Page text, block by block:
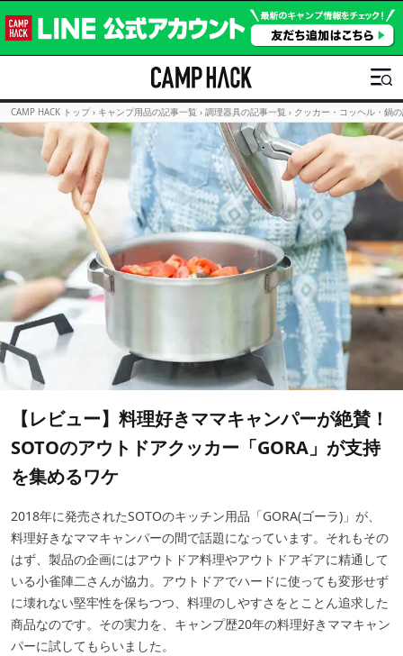
CAMP HACK トップ › キャンプ用品の記事一覧 › 調理器具の記事一覧 › クッカー・コッヘル・鍋
【レビュー】料理好きママキャンパーが絶賛！
SOTOのアウトドアクッカー「GORA」が支持
を集めるワケ
2018年に発売されたSOTOのキッチン用品「GORA(ゴーラ)」が、
料理好きなママキャンパーの間で話題になっています。それもその
はず、製品の企画にはアウトドア料理やアウトドアギアに精通して
いる小雀陣二さんが協力。アウトドアでハードに使っても変形せず
に壊れない堅牢性を保ちつつ、料理のしやすさをとことん追求した
商品なのです。その実力を、キャンプ歴20年の料理好きママキャン
パーに試してもらいました。